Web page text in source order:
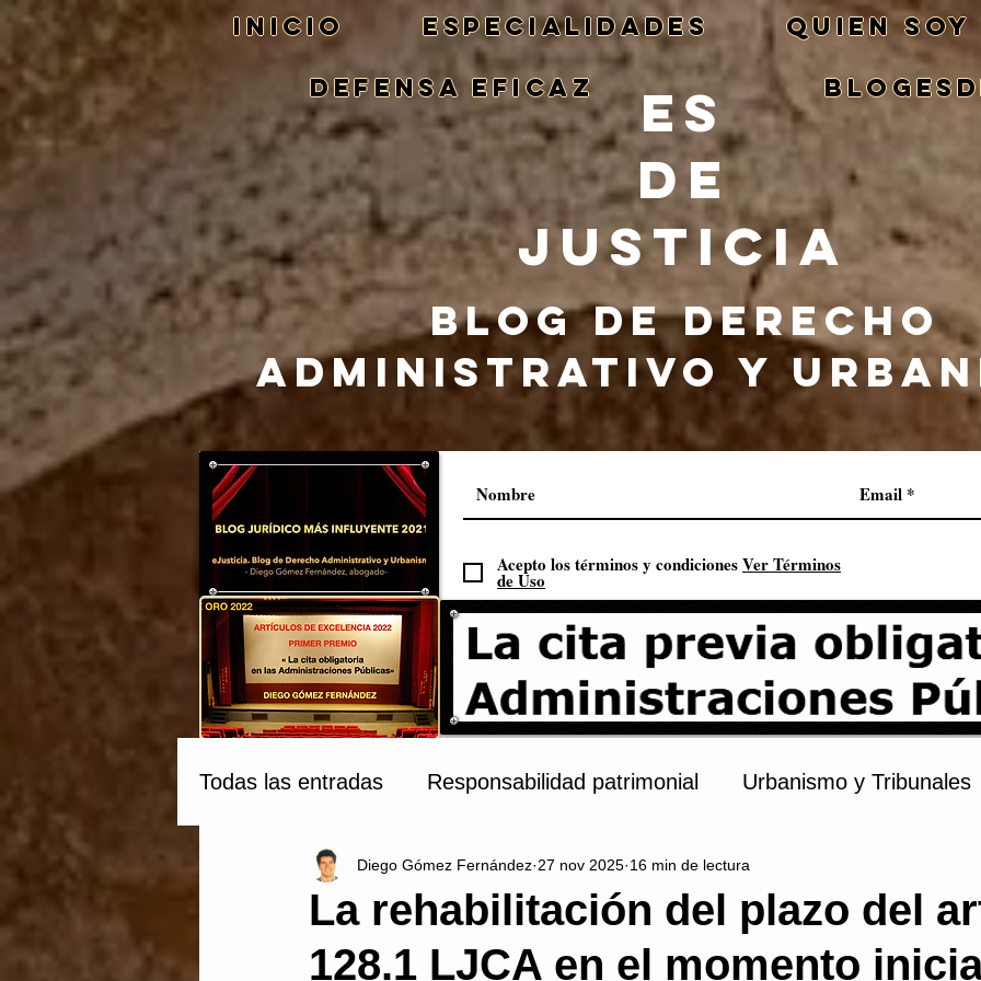
Inicio ESPECIALIDADES QUIEN SOY
DEFENSA EFICAZ
ES
DE
JUSTICIA
BLOG DE DERECHO
ADMINISTRATIVO Y
Acepto los términos y condicionesVer Términos
de Uso
Todas las entradas Responsabilidad patrimonial Urbanismo y Tribunales
Compraventa y Tribunales Procedimiento administrativo
Patrimonio Cultural Constitución Contratación pública Derechos
La rehabilitación del plazo del
128.1 LJCA en el momento
Diego Gómez Fernández 27 nov 2025 16 min de lectura